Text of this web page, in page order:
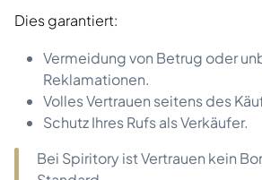
Dies garantiert:
Vermeidung von Betrug oder
Reklamationen.
Volles Vertrauen seitens des
Schutz Ihres Rufs als Verkäufer.
Bei Spiritory ist Vertrauen kein